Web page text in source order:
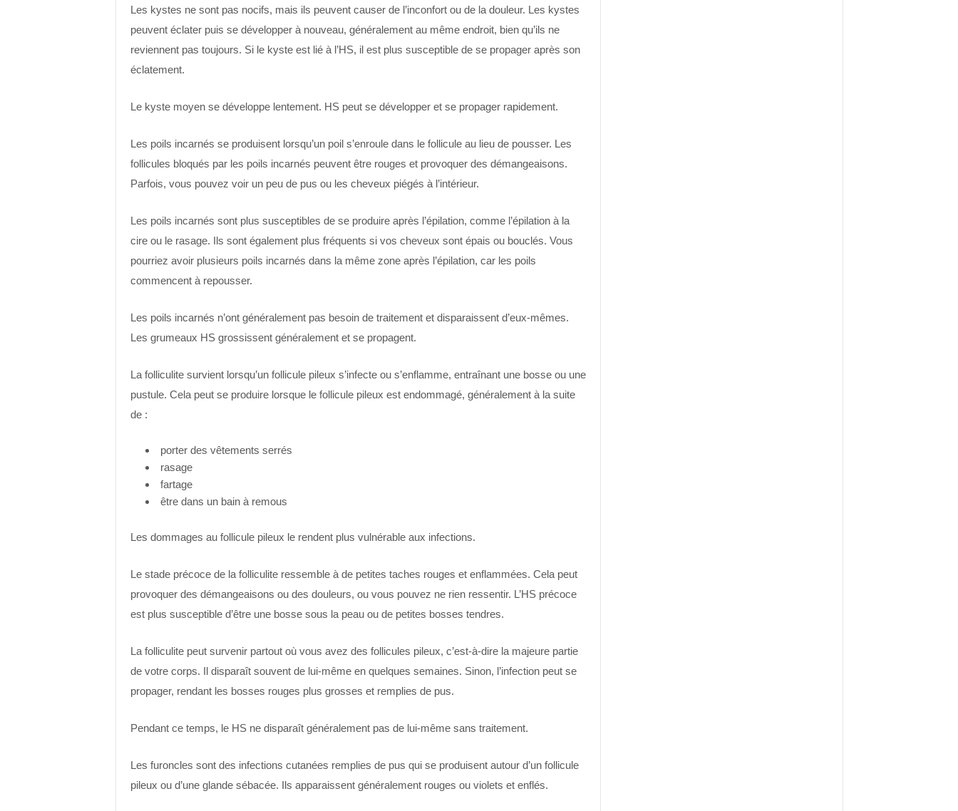
Les kystes ne sont pas nocifs, mais ils peuvent causer de l’inconfort ou de la douleur. Les kystes
peuvent éclater puis se développer à nouveau, généralement au même endroit, bien qu’ils ne
reviennent pas toujours. Si le kyste est lié à l’HS, il est plus susceptible de se propager après son
éclatement.
Le kyste moyen se développe lentement. HS peut se développer et se propager rapidement.
Les poils incarnés se produisent lorsqu’un poil s’enroule dans le follicule au lieu de pousser. Les
follicules bloqués par les poils incarnés peuvent être rouges et provoquer des démangeaisons.
Parfois, vous pouvez voir un peu de pus ou les cheveux piégés à l’intérieur.
Les poils incarnés sont plus susceptibles de se produire après l’épilation, comme l’épilation à la
cire ou le rasage. Ils sont également plus fréquents si vos cheveux sont épais ou bouclés. Vous
pourriez avoir plusieurs poils incarnés dans la même zone après l’épilation, car les poils
commencent à repousser.
Les poils incarnés n’ont généralement pas besoin de traitement et disparaissent d’eux-mêmes.
Les grumeaux HS grossissent généralement et se propagent.
La folliculite survient lorsqu’un follicule pileux s’infecte ou s’enflamme, entraînant une bosse ou une
pustule. Cela peut se produire lorsque le follicule pileux est endommagé, généralement à la suite
de :
porter des vêtements serrés
rasage
fartage
être dans un bain à remous
Les dommages au follicule pileux le rendent plus vulnérable aux infections.
Le stade précoce de la folliculite ressemble à de petites taches rouges et enflammées. Cela peut
provoquer des démangeaisons ou des douleurs, ou vous pouvez ne rien ressentir. L’HS précoce
est plus susceptible d’être une bosse sous la peau ou de petites bosses tendres.
La folliculite peut survenir partout où vous avez des follicules pileux, c’est-à-dire la majeure partie
de votre corps. Il disparaît souvent de lui-même en quelques semaines. Sinon, l’infection peut se
propager, rendant les bosses rouges plus grosses et remplies de pus.
Pendant ce temps, le HS ne disparaît généralement pas de lui-même sans traitement.
Les furoncles sont des infections cutanées remplies de pus qui se produisent autour d’un follicule
pileux ou d’une glande sébacée. Ils apparaissent généralement rouges ou violets et enflés.